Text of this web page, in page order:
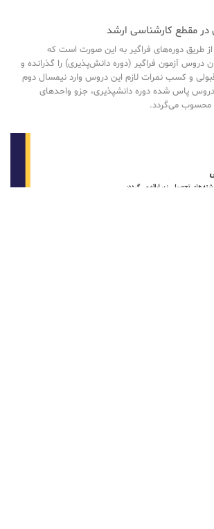
مقطع کارشناسی ارشد
طریق دوره‌های فراگیر به این صورت است که
دروس آزمون فراگیر (دوره دانش‌پذیری) را گذرانده و
و کسب نمرات لازم این دروس وارد نیمسال دوم
پاس شده دوره دانشپذیری، جزو واحدهای
محسوب می‌گردد.